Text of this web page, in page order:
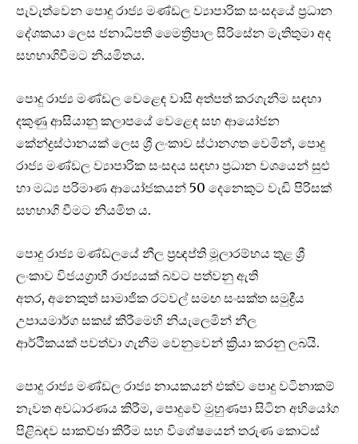
පැවැත්වෙන පොදු රාජ්‍ය මණ්ඩල ව්‍යාපාරික සංසදයේ ප්‍රධාන
දේශකයා ලෙස ජනාධිපති මෛත්‍රිපාල සිරිසේන මැතිතුමා අද
සහභාගිවීමට නියමිතය.
පොදු රාජ්‍ය මණ්ඩල වෙළෙඳ වාසි අත්පත් කරගැනීම සඳහා
දකුණු ආසියානු කලාපයේ වෙළෙඳ සහ ආයෝජන
කේන්ද්‍රස්ථානයක් ලෙස ශ්‍රී ලංකාව ස්ථානගත වෙමින්, පොදු
රාජ්‍ය මණ්ඩල ව්‍යාපාරික සංසදය සඳහා ප්‍රධාන වශයෙන් සුළු
හා මධ්‍ය පරිමාණ ආයෝජකයන් 50 දෙනෙකුට වැඩි පිරිසක්
සහභාගි වීමට නියමිත ය.
පොදු රාජ්‍ය මණ්ඩලයේ නීල ප්‍රඥප්ති මූලාරම්භය තුළ ශ්‍රී
ලංකාව විජයග්‍රාහී රාජ්‍යයක් බවට පත්වනු ඇති
අතර, අනෙකුත් සාමාජික රටවල් සමඟ සංසක්ත සමුද්‍රීය
උපායමාර්ග සකස් කිරීමෙහි නියැලෙමින් නීල
ආර්ථිකයක් පවත්වා ගැනීම වෙනුවෙන් ක්‍රියා කරනු ලබයි.
පොදු රාජ්‍ය මණ්ඩල රාජ්‍ය නායකයන් එක්ව පොදු වටිනාකම්
නැවත අවධාරණය කිරීම, පොදුවේ මුහුණපා සිටින අභියෝග
පිළිබඳව සාකච්ඡා කිරීම සහ විශේෂයෙන් තරුණ කොටස්